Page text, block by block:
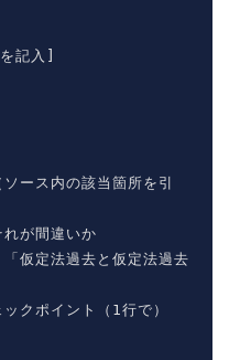
記入]
ース内の該当箇所を引
が間違いか
仮定法過去と仮定法過去
クポイント（1行で）